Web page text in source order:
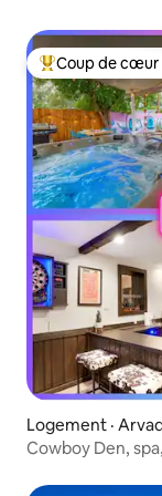
Coup de cœur
Coup de cœur
Logement ·
Cowboy Den,